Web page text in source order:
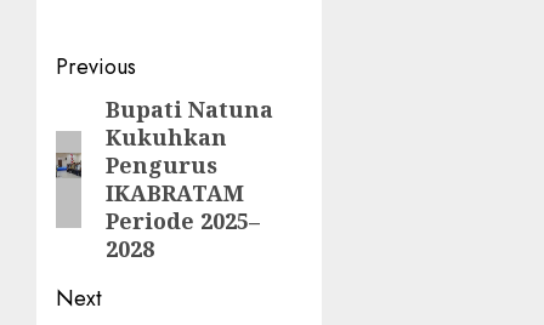
Post
navigation
Previous
Previous
post:
Bupati Natuna
Kukuhkan
Pengurus
IKABRATAM
Periode 2025–
2028
Next